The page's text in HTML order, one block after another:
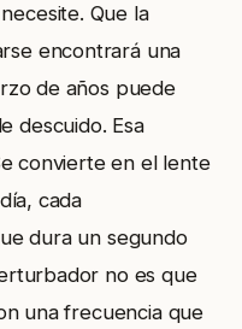
Que la
encontrará una
de años puede
descuido. Esa
convierte en el lente
cada
dura un segundo
no es que
una frecuencia que